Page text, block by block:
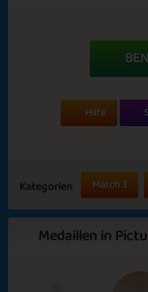
Hilfe
Kategorien Match 3
Medaillen in